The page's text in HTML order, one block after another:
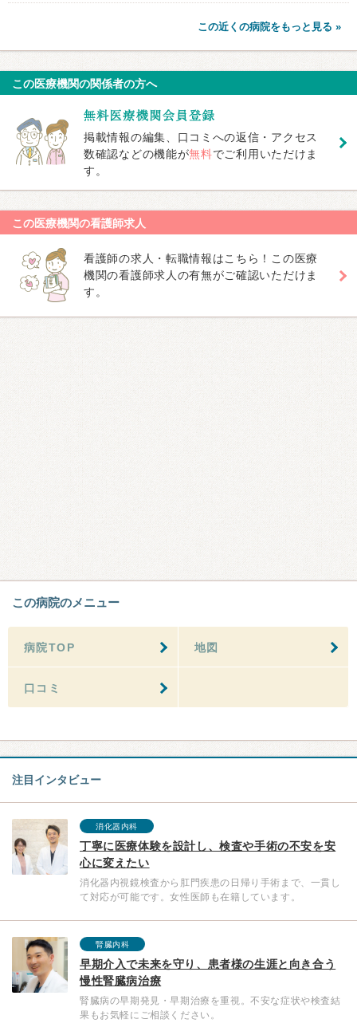
この近くの病院をもっと見る »
この医療機関の関係者の方へ
掲載情報の編集、口コミへの返信・アクセス
数確認などの機能が無料でご利用いただけま
す。
この医療機関の看護師求人
看護師の求人・転職情報はこちら！この医療
機関の看護師求人の有無がご確認いただけま
す。
この病院のメニュー
病院TOP 地図
口コミ
注目インタビュー
消化器内科
丁寧に医療体験を設計し、検査や手術の不安を安
心に変えたい
消化器内視鏡検査から肛門疾患の日帰り手術まで、一貫し
て対応が可能です。女性医師も在籍しています。
腎臓内科
早期介入で未来を守り、患者様の生涯と向き合う
慢性腎臓病治療
腎臓病の早期発見・早期治療を重視。不安な症状や検査結
果もお気軽にご相談ください。